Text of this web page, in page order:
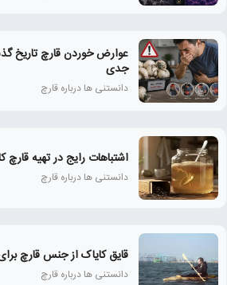
جدی
دانستنی ها درباره قارچ
اشتباهات رایج در تهیه قارچ
دانستنی ها درباره قارچ
قایق کایاک از جنس قارچ
دانستنی ها درباره قارچ